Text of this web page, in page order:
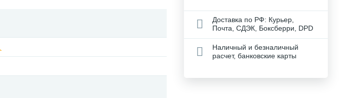
Доставка по РФ: Курьер,
Почта, СДЭК, Боксберри, DPD
Наличный и безналичный
расчет, банковские карты